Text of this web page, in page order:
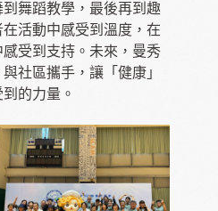
舞蹈教學，最後再到趣
活動中感受到溫度，在
受到支持。未來，曼秀
社區攜手，讓「健康」
的力量。